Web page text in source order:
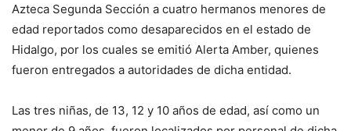
Azteca Segunda Sección a cuatro hermanos menores de
edad reportados como desaparecidos en el estado de
Hidalgo, por los cuales se emitió Alerta Amber, quienes
fueron entregados a autoridades de dicha entidad.
Las tres niñas, de 13, 12 y 10 años de edad, así como un